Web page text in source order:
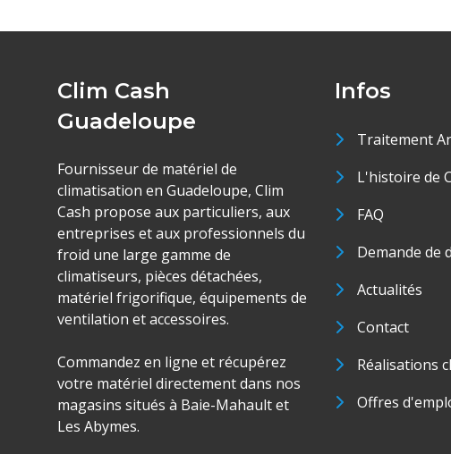
Clim Cash
Guadeloupe
Fournisseur de matériel de
climatisation en Guadeloupe, Clim
Cash propose aux particuliers, aux
entreprises et aux professionnels du
froid une large gamme de
climatiseurs, pièces détachées,
matériel frigorifique, équipements de
ventilation et accessoires.
Commandez en ligne et récupérez
votre matériel directement dans nos
magasins situés à Baie-Mahault et
Les Abymes.
Infos
Traitement
L'histoire de
FAQ
Demande de
Actualités
Contact
Réalisations
Offres